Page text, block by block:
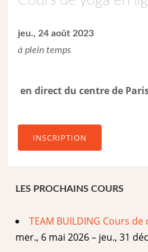
jeu., 24 août 2023
à plein temps
en direct du centre de
INSCRIPTION
LES PROCHAINS COURS
TEAM BUILDING Cours
mer., 6 mai 2026 – jeu., 31